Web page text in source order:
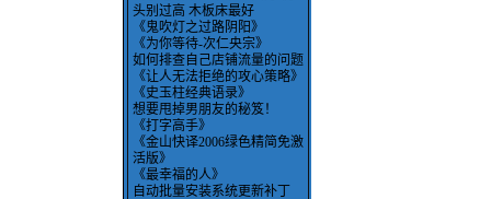
头别过高 木板床最好
《鬼吹灯之过路阴阳》
《为你等待-次仁央宗》
如何排查自己店铺流量的问题
《让人无法拒绝的攻心策略》
《史玉柱经典语录》
想要甩掉男朋友的秘笈！
《打字高手》
《金山快译2006绿色精简免激
活版》
《最幸福的人》
自动批量安装系统更新补丁